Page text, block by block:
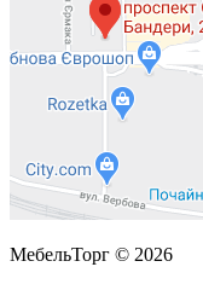
МебельТорг © 2026